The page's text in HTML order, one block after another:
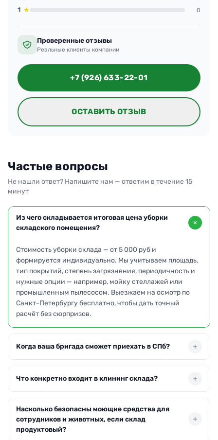
1 ★ 0
Проверенные отзывы
Реальные клиенты компании
+7 (926) 633-22-01
ОСТАВИТЬ ОТЗЫВ
Частые вопросы
Не нашли ответ? Напишите нам — ответим в течение 15
минут
Из чего складывается итоговая цена уборки
складского помещения?
Стоимость уборки склада — от 5 000 руб и
формируется индивидуально. Мы учитываем площадь,
тип покрытий, степень загрязнения, периодичность и
нужные опции — например, мойку стеллажей или
промышленным пылесосом. Выезжаем на осмотр по
Санкт-Петербургу бесплатно, чтобы дать точный
расчёт без сюрпризов.
Когда ваша бригада сможет приехать в СПб?
заявки. Для складских объектов в Санкт-Петербурге
возможны срочные выезды — например, перед
заранее, чтобы не нарушать рабочие процессы на
территории.
Что конкретно входит в клининг склада?
удаление пыли с поверхностей, очистка санузлов и
мест общего пользования. Дополнительно можем
помыть окна, вентиляционные решётки, обработать
Насколько безопасны моющие средства для
сотрудников и животных, если склад
продуктовый?